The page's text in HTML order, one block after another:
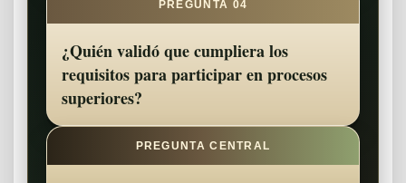
PREGUNTA 04
¿Quién validó que cumpliera los
requisitos para participar en procesos
superiores?
PREGUNTA CENTRAL